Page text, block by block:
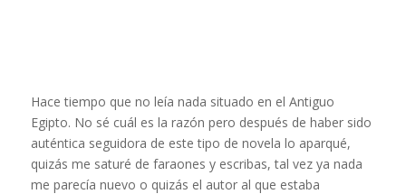
Hace tiempo que no leía nada situado en el Antiguo
Egipto. No sé cuál es la razón pero después de haber sido
auténtica seguidora de este tipo de novela lo aparqué,
quizás me saturé de faraones y escribas, tal vez ya nada
me parecía nuevo o quizás el autor al que estaba